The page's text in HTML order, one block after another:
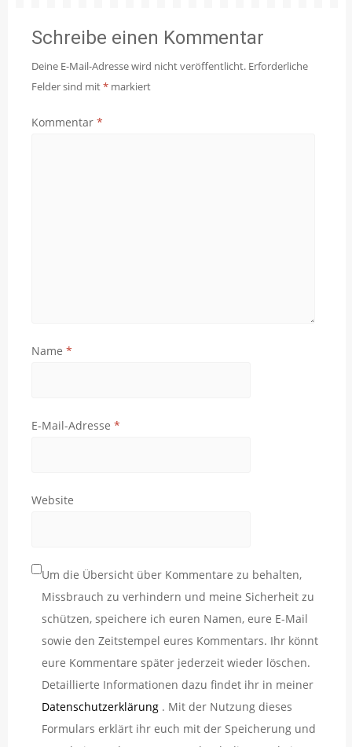
Schreibe einen Kommentar
Deine E-Mail-Adresse wird nicht veröffentlicht. Erforderliche
Felder sind mit* markiert
Kommentar *
Name *
E-Mail-Adresse *
Website
Um die Übersicht über Kommentare zu behalten,
Missbrauch zu verhindern und meine Sicherheit zu
schützen, speichere ich euren Namen, eure E-Mail
sowie den Zeitstempel eures Kommentars. Ihr könnt
eure Kommentare später jederzeit wieder löschen.
Detaillierte Informationen dazu findet ihr in meiner
Datenschutzerklärung . Mit der Nutzung dieses
Formulars erklärt ihr euch mit der Speicherung und